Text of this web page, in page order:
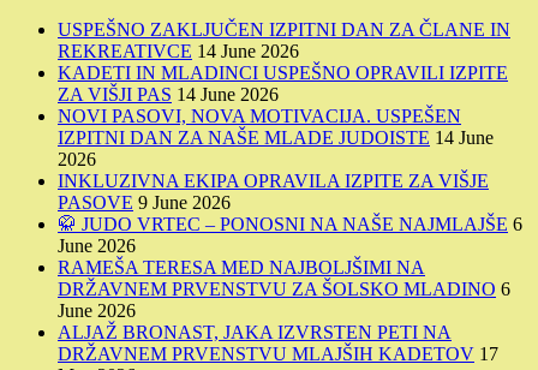
USPEŠNO ZAKLJUČEN IZPITNI DAN ZA ČLANE IN
REKREATIVCE 14 June 2026
KADETI IN MLADINCI USPEŠNO OPRAVILI IZPITE
ZA VIŠJI PAS 14 June 2026
NOVI PASOVI, NOVA MOTIVACIJA. USPEŠEN
IZPITNI DAN ZA NAŠE MLADE JUDOISTE 14 June
2026
INKLUZIVNA EKIPA OPRAVILA IZPITE ZA VIŠJE
PASOVE 9 June 2026
🥋 JUDO VRTEC – PONOSNI NA NAŠE NAJMLAJŠE 6
June 2026
RAMEŠA TERESA MED NAJBOLJŠIMI NA
DRŽAVNEM PRVENSTVU ZA ŠOLSKO MLADINO 6
June 2026
ALJAŽ BRONAST, JAKA IZVRSTEN PETI NA
DRŽAVNEM PRVENSTVU MLAJŠIH KADETOV 17